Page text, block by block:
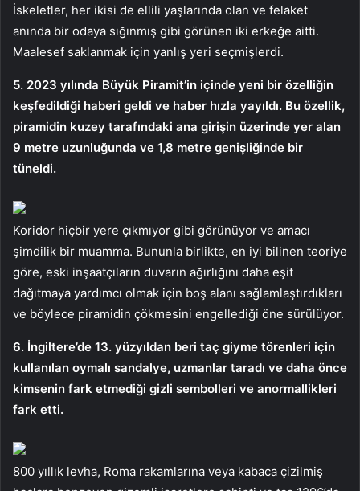
İskeletler, her ikisi de ellili yaşlarında olan ve felaket
anında bir odaya sığınmış gibi görünen iki erkeğe aitti.
Maalesef saklanmak için yanlış yeri seçmişlerdi.
5. 2023 yılında Büyük Piramit’in içinde yeni bir özelliğin
keşfedildiği haberi geldi ve haber hızla yayıldı. Bu özellik,
piramidin kuzey tarafındaki ana girişin üzerinde yer alan
9 metre uzunluğunda ve 1,8 metre genişliğinde bir
tüneldi.
Koridor hiçbir yere çıkmıyor gibi görünüyor ve amacı
şimdilik bir muamma. Bununla birlikte, en iyi bilinen teoriye
göre, eski inşaatçıların duvarın ağırlığını daha eşit
dağıtmaya yardımcı olmak için boş alanı sağlamlaştırdıkları
ve böylece piramidin çökmesini engellediği öne sürülüyor.
6. İngiltere’de 13. yüzyıldan beri taç giyme törenleri için
kullanılan oymalı sandalye, uzmanlar taradı ve daha önce
kimsenin fark etmediği gizli sembolleri ve anormallikleri
fark etti.
800 yıllık levha, Roma rakamlarına veya kabaca çizilmiş